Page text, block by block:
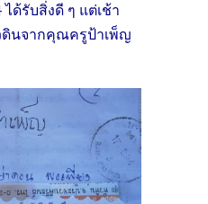
ได้รับสิ่งดี ๆ แต่เช้า
ดินจากคุณครูป้าเพ็ญ